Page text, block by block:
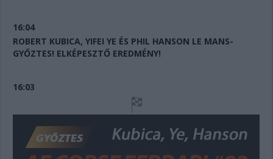
16:04
ROBERT KUBICA, YIFEI YE ÉS PHIL HANSON LE MANS-
GYŐZTES! ELKÉPESZTŐ EREDMÉNY!
16:03